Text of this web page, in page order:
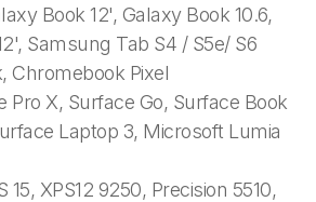
Book 12', Galaxy Book 10.6,
Samsung Tab S4 / S5e/ S6
Chromebook Pixel
Pro X, Surface Go, Surface Book
Laptop 3, Microsoft Lumia
15, XPS12 9250, Precision 5510,